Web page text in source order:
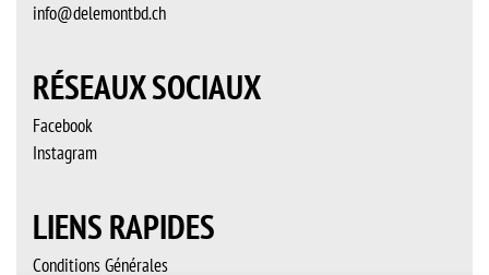
info@delemontbd.ch
RÉSEAUX SOCIAUX
Facebook
Instagram
LIENS RAPIDES
Conditions Générales